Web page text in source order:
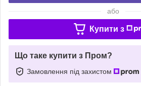
або
Купити з
Що таке купити з Пром?
Замовлення під захистом